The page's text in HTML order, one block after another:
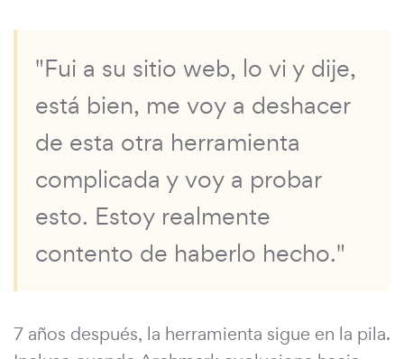
"Fui a su sitio web, lo vi y dije,
está bien, me voy a deshacer
de esta otra herramienta
complicada y voy a probar
esto. Estoy realmente
contento de haberlo hecho."
7 años después, la herramienta sigue en la pila.